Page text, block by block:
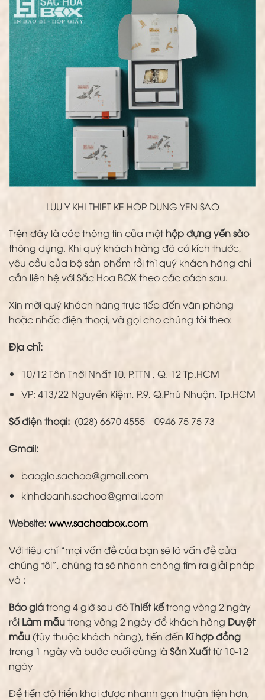
LUU Y KHI THIET KE HOP DUNG YEN SAO
Trên đây là các thông tin của mộthộp đựng yến sào
thông dụng. Khi quý khách hàng đã có kích thước,
yêu cầu của bộ sản phẩm rồi thì quý khách hàng chỉ
cần liên hệ với Sắc Hoa BOX theo các cách sau.
Xin mời quý khách hàng trực tiếp đến văn phòng
hoặc nhấc điện thoại, và gọi cho chúng tôi theo:
Địa chỉ:
10/12 Tân Thới Nhất 10, P.TTN , Q. 12 Tp.HCM
VP: 413/22 Nguyễn Kiệm, P.9, Q.Phú Nhuận, Tp.HCM
Số điện thoại: (028) 6670 4555 – 0946 75 75 73
Gmail:
baogia.sachoa@gmail.com
kinhdoanh.sachoa@gmail.com
Website:www.sachoabox.com
Với tiêu chí “mọi vấn đề của bạn sẽ là vấn đề của
chúng tôi”, chúng ta sẽ nhanh chóng tìm ra giải pháp
và :
Báo giátrong 4 giờ sau đóThiết kếtrong vòng 2 ngày
rồi Làm mẫutrong vòng 2 ngày để khách hàng Duyệt
mẫu(tùy thuộc khách hàng), tiến đến Kí hợp đồng
trong 1 ngày và bước cuối cùng là Sản Xuấttừ 10-12
ngày
Để tiến độ triển khai được nhanh gọn thuận tiện hơn,